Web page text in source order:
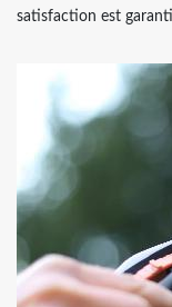
satisfaction est